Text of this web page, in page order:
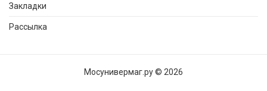
Закладки
Рассылка
Мосунивермаг.ру © 2026